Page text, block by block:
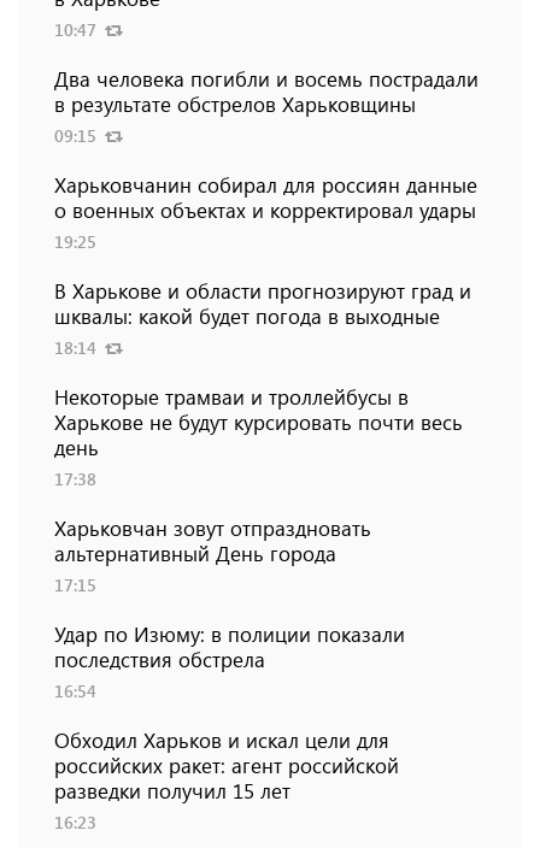
10:47
Два человека погибли и восемь пострадали
в результате обстрелов Харьковщины
09:15
Харьковчанин собирал для россиян данные
о военных объектах и ​​корректировал удары
19:25
В Харькове и области прогнозируют град и
шквалы: какой будет погода в выходные
18:14
Некоторые трамваи и троллейбусы в
Харькове не будут курсировать почти весь
день
17:38
Харьковчан зовут отпраздновать
альтернативный День города
17:15
Удар по Изюму: в полиции показали
последствия обстрела
16:54
Обходил Харьков и искал цели для
российских ракет: агент российской
разведки получил 15 лет
16:23